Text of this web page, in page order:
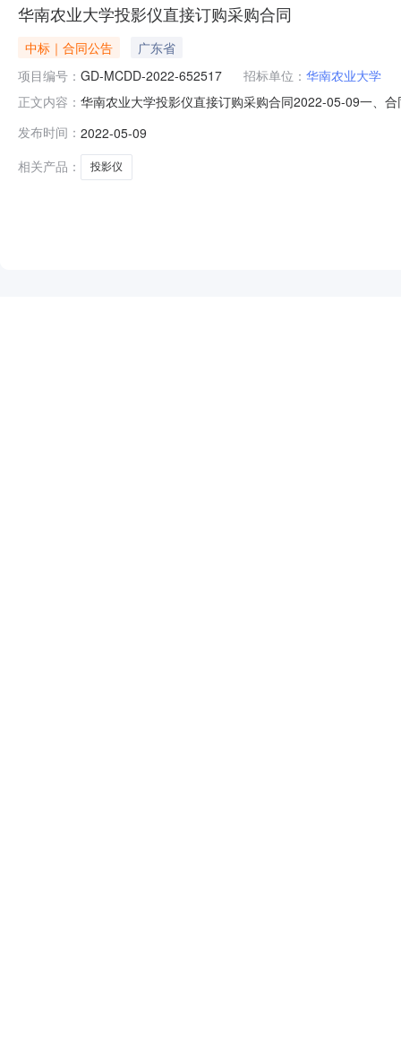
华南农业大学投影仪直接订购采购合同
中标｜合同公告
广东省
项目编号： GD-MCDD-2022-652517 招标单位： 华南农业大学
正文内容： 华南农业大学投影仪直接订购采购合同2022-05-09一、
应商（乙方）：海昊智能科技有限公司地址：广州市天
发布时间： 2022-05-09
相关产品：
投影仪